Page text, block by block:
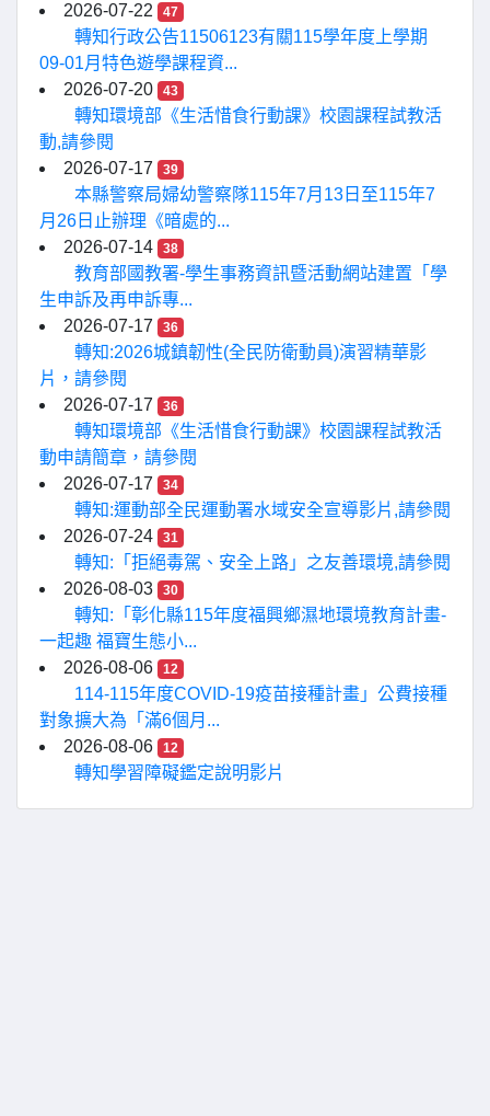
2026-07-22
47
轉知行政公告11506123有關115學年度上學期
09-01月特色遊學課程資...
2026-07-20
43
轉知環境部《生活惜食行動課》校園課程試教活
動,請參閱
2026-07-17
39
本縣警察局婦幼警察隊115年7月13日至115年7
月26日止辦理《暗處的...
2026-07-14
38
教育部國教署-學生事務資訊暨活動網站建置「學
生申訴及再申訴專...
2026-07-17
36
轉知:2026城鎮韌性(全民防衛動員)演習精華影
片，請參閱
2026-07-17
36
轉知環境部《生活惜食行動課》校園課程試教活
動申請簡章，請參閱
2026-07-17
34
轉知:運動部全民運動署水域安全宣導影片,請參閱
2026-07-24
31
轉知:「拒絕毒駕、安全上路」之友善環境,請參閱
2026-08-03
30
轉知:「彰化縣115年度福興鄉濕地環境教育計畫-
一起趣 福寶生態小...
2026-08-06
12
114-115年度COVID-19疫苗接種計畫」公費接種
對象擴大為「滿6個月...
2026-08-06
12
轉知學習障礙鑑定說明影片